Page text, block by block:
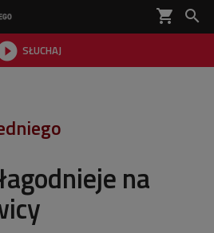
shopping_cart 
SŁUCHAJ

na